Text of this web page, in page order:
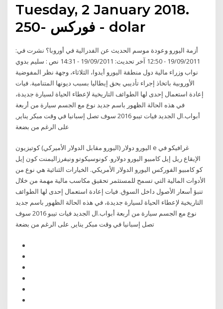
Tuesday, 2 January 2018.
فوركس -250 - dolar
أزمة اليورو وعودة موسم الحديث عن الفدرالية في أوروبا؟ نشرت في:
19/09/2011 - 12:50 آخر تحديث: 19/09/2011 - 14:31 نص : سليم بدوي
نواب وزراء مالية دول منطقة اليورو أيدوا، الثلاثاء، وجهة نظر المفوضية
الأوروبية باتخاذ إجراء تأديبي بحق إيطاليا بسبب ديونها المتنامية. فيات
إعادة استعمال إحدى لها الطوائف التاريخية لإعطاء الحياة لسيارة جديدة،
في هذه الحالة الظهور باسم جديد نوع مع الجسم سيارة من أربعة
أبواب.ال الجديد فيات تيبو 2016 سوف تصل إسبانيا في وقت مبكر يناير,
على الرغم من بضعة
اليورو دولار (اليورو مقابل الدولار الأميركي) كوتيزيون e غرافيكو في
الإيقاع ريل إيل كامبيو اليورو دولارو. كونوسيكوتو ونيفرزاليمنت كون إيل
كو كامبيو الفوركس اليورو الدولار الأمريكي. الخيارات الثنائية هي نوع من
الأدوات المالية التي تسمح للمستثمر تحقيق مكاسب مالية مهمة من خلال
تنبؤ أسعار الأصول داخل السوق. فيات إعادة استعمال إحدى لها الطوائف
التاريخية لإعطاء الحياة لسيارة جديدة، في هذه الحالة الظهور باسم جديد
نوع مع الجسم سيارة من أربعة أبواب.ال الجديد فيات تيبو 2016 سوف
تصل إسبانيا في وقت مبكر يناير, على الرغم من بضعة